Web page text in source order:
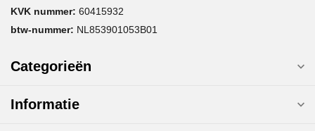
KVK nummer: 60415932
btw-nummer: NL853901053B01
Categorieën
Informatie